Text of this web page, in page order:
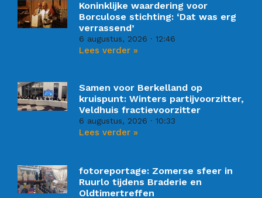
Koninklijke waardering voor
Borculose stichting: ‘Dat was erg
verrassend’
6 augustus, 2026 12:46
Lees verder »
Samen voor Berkelland op
kruispunt: Winters partijvoorzitter,
Veldhuis fractievoorzitter
6 augustus, 2026 10:33
Lees verder »
fotoreportage: Zomerse sfeer in
Ruurlo tijdens Braderie en
Oldtimertreffen